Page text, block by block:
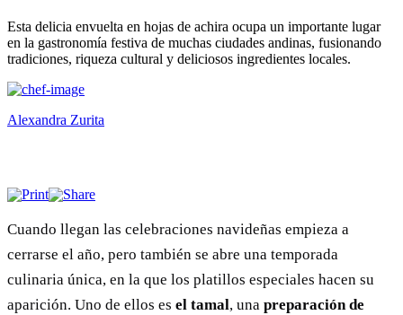
Esta delicia envuelta en hojas de achira ocupa un importante lugar
en la gastronomía festiva de muchas ciudades andinas, fusionando
tradiciones, riqueza cultural y deliciosos ingredientes locales.
Alexandra Zurita
Cuando llegan las celebraciones navideñas empieza a
cerrarse el año, pero también se abre una temporada
culinaria única, en la que los platillos especiales hacen su
aparición. Uno de ellos es el tamal, una preparación de